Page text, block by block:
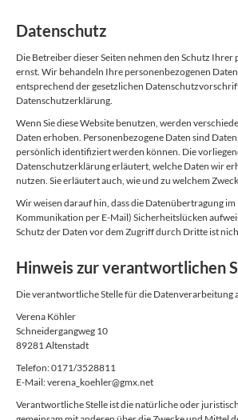
Datenschutz
Die Betreiber dieser Seiten nehmen den Schutz
ernst. Wir behandeln Ihre personenbezogenen
entsprechend der gesetzlichen
Datenschutzerklärung.
Wenn Sie diese Website benutzen, werden
Daten erhoben. Personenbezogene Daten sind
persönlich identifiziert werden können. Die
Datenschutzerklärung erläutert, welche Daten wir
nutzen. Sie erläutert auch, wie und zu welchem
Wir weisen darauf hin, dass die Datenübertragung
Kommunikation per E-Mail) Sicherheitslücken
Schutz der Daten vor dem Zugriff durch Dritte ist
Hinweis zur verantwortlichen
Die verantwortliche Stelle für die Datenverarbeitung
Verena Köhler
Schneidergangweg 10
89281 Altenstadt
Telefon: 0171/3528811
E-Mail: verena_koehler@gmx.net
Verantwortliche Stelle ist die natürliche oder